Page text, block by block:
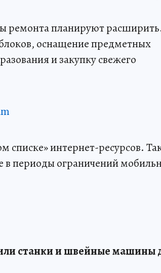
ремонта планируют
оснащение предметных
и закупку свежего
интернет-ресурсов.
в периоды ограничений
станки и швейные машины